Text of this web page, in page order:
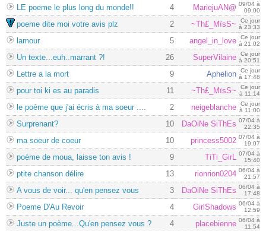
LE poeme le plus long du monde!! 4 MariejuAN@ 09/04 à
09:00
poeme dite moi votre avis plz 2 ~Th£_MïsS~
Ce jour
à 23:33
lamour 5 angel_in_love
Ce jour
à 21:02
Un texte...euh..marrant ?! 26 SuperVilaine
Ce jour
à 20:51
Lettre a la mort 9 Aphelion
Ce jour
à 17:48
pour toi ki es au paradis 11 ~Th£_MïsS~
Ce jour
à 11:14
le poème que j'ai écris à ma soeur .... 2 neigeblanche
Ce jour
à 11:00
Surprenant? 10 DaOiNe SiThEs 07/04 à
22:35
ma soeur de coeur 10 princess5002 07/04 à
19:07
poème de moua, laisse ton avis ! 9 TiTi_GirL 07/04 à
15:40
ptite chanson délire 13 rionrion0204 06/04 à
21:57
A vous de voir... qu'en pensez vous 3 DaOiNe SiThEs 06/04 à
17:48
Poeme D'Au Revoir 4 GirlShadows 06/04 à
12:59
Juste un poème...Qu'en pensez vous ? 4 placebienne 06/04 à
11:54